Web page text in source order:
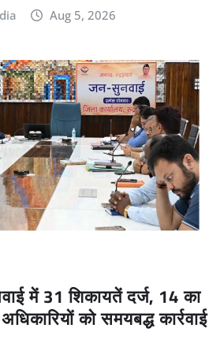
Aug 5, 2026
में 31 शिकायतें दर्ज, 14 का
को समयबद्ध कार्रवाई